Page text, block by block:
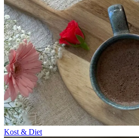
Kost & Diet